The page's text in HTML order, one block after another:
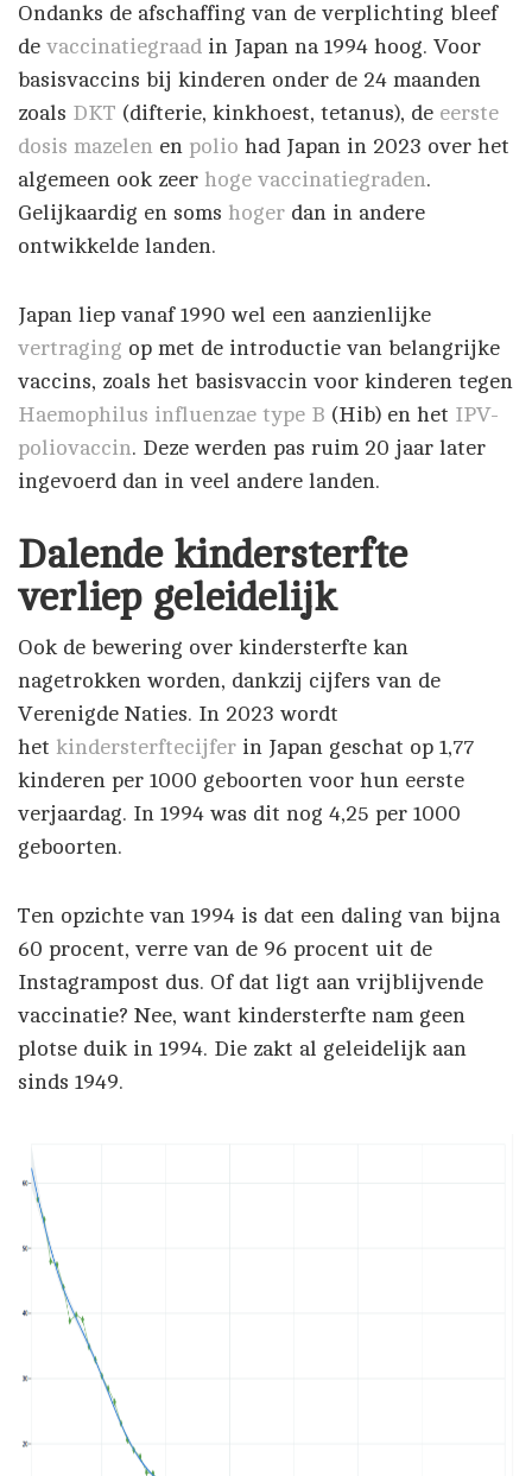
Ondanks de afschaffing van de verplichting bleef
de vaccinatiegraad in Japan na 1994 hoog. Voor
basisvaccins bij kinderen onder de 24 maanden
zoals DKT (difterie, kinkhoest, tetanus), de eerste
dosis mazelen en polio had Japan in 2023 over het
algemeen ook zeer hoge vaccinatiegraden.
Gelijkaardig en soms hoger dan in andere
ontwikkelde landen.
​​Japan liep vanaf 1990 wel een aanzienlijke
vertraging op met de introductie van belangrijke
vaccins, zoals het basisvaccin voor kinderen tegen
Haemophilus influenzae type B (Hib) en het IPV-
poliovaccin. Deze werden pas ruim 20 jaar later
ingevoerd dan in veel andere landen.
Dalende kindersterfte
verliep geleidelijk
Ook de bewering over kindersterfte kan
nagetrokken worden, dankzij cijfers van de
Verenigde Naties. In 2023 wordt
het kindersterftecijfer in Japan geschat op 1,77
kinderen per 1000 geboorten voor hun eerste
verjaardag. In 1994 was dit nog 4,25 per 1000
geboorten.
Ten opzichte van 1994 is dat een daling van bijna
60 procent, verre van de 96 procent uit de
Instagrampost dus. Of dat ligt aan vrijblijvende
vaccinatie? Nee, want kindersterfte nam geen
plotse duik in 1994. Die zakt al geleidelijk aan
sinds 1949.